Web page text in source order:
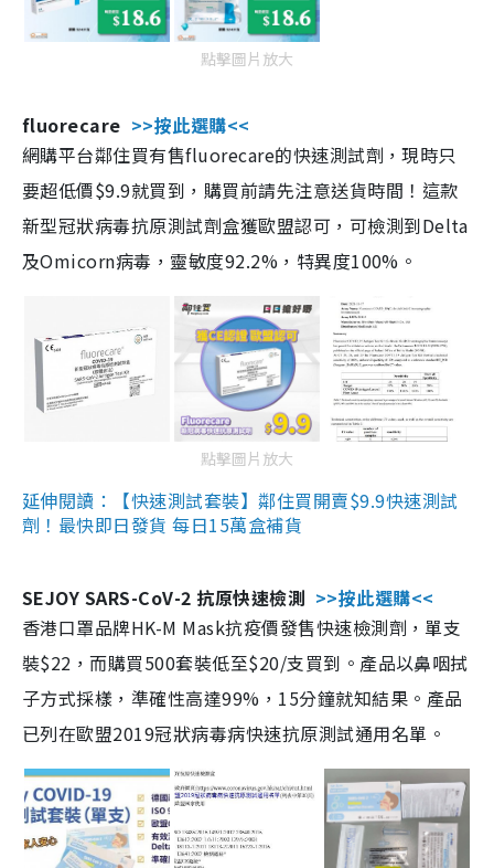
點擊圖片放大
fluorecare >>按此選購<<
網購平台鄰住買有售fluorecare的快速測試劑，現時只
要超低價$9.9就買到，購買前請先注意送貨時間！這款
新型冠狀病毒抗原測試劑盒獲歐盟認可，可檢測到Delta
及Omicorn病毒，靈敏度92.2%，特異度100%。
點擊圖片放大
延伸閱讀：【快速測試套裝】鄰住買開賣$9.9快速測試
劑！最快即日發貨 每日15萬盒補貨
SEJOY SARS-CoV-2 抗原快速檢測 >>按此選購<<
香港口罩品牌HK-M Mask抗疫價發售快速檢測劑，單支
裝$22，而購買500套裝低至$20/支買到。產品以鼻咽拭
子方式採樣，準確性高達99%，15分鐘就知結果。產品
已列在歐盟2019冠狀病毒病快速抗原測試通用名單。